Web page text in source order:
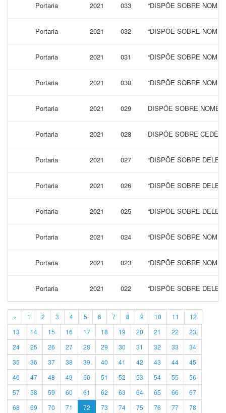
Portaria 2021 033 “DISPÕE SOBRE
Portaria 2021 032 “DISPÕE SOBRE
Portaria 2021 031 “DISPÕE SOBRE
Portaria 2021 030 “DISPÕE SOBRE
Portaria 2021 029 DISPÕE SOBRE
Portaria 2021 028 DISPÕE SOBRE
Portaria 2021 027 “DISPÕE SOBRE
Portaria 2021 026 “DISPÕE SOBRE
Portaria 2021 025 “DISPÕE SOBRE
Portaria 2021 024 “DISPÕE SOBRE
Portaria 2021 023 “DISPÕE SOBRE
Portaria 2021 022 “DISPÕE SOBRE
« 1 2 3 4 5 6 7 8 9 10 11
12
13
14 15 16 17 18 19 20 21 22
23
24
25 26 27 28 29 30 31 32 33
34
35
36 37 38 39 40 41 42 43 44
45
46
47 48 49 50 51 52 53 54 55
56
57
58 59 60 61 62 63 64 65 66
67
68
69 70 71 72 73 74 75 76 77 78